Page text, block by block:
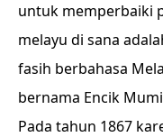
untuk memperbaiki
melayu di sana
fasih berbahasa
bernama Encik
Pada tahun 1867